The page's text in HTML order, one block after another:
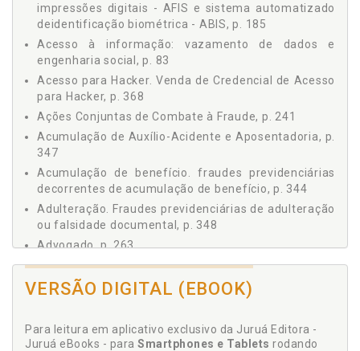
2.1 RESPONSABILIDADE ESTATAL PELA GUARDA DE
INFORMAÇÕES, p. 69
2.2 CONSENTIMENTO E MANIFESTAÇÃO DE VONTADE, p.
71
2.3 COMPARTILHAMENTO E INTERCÂMBIO DE
INFORMAÇÕES, p. 74
2.4 REVOLUÇÃO 4.0 E CAPITALISMO DE VIGILÂNCIA, p. 77
2.5 COMÉRCIO DE DADOS E DARK WEB, p. 80
3 O ACESSO À INFORMAÇÃO: VAZAMENTO DE DADOS E
3.1 VAZAMENTO DE DADOS, p. 84
3.1.1 Golpes Envolvendo Vazamento de Dados, p. 91
3.1.2 Dano Moral Presumido em Casos de Vazamento
de Dados Pessoais e Sensíveis, p. 94
3.2 ENGENHARIA SOCIAL, p. 95
3.2.1 Phishing, p. 98
3.2.1.1 Spear phishing, p. 100
3.2.1.3 Smishing, p. 101
3.2.1.4 Vishing, p. 102
impressões digitais - AFIS e sistema automatizado
deidentificação biométrica - ABIS, p. 185
Acesso à informação: vazamento de dados e
engenharia social, p. 83
Acesso para Hacker. Venda de Credencial de Acesso
para Hacker, p. 368
Ações Conjuntas de Combate à Fraude, p. 241
Acumulação de Auxílio-Acidente e Aposentadoria, p.
347
Acumulação de benefício. fraudes previdenciárias
decorrentes de acumulação de benefício, p. 344
Adulteração. Fraudes previdenciárias de adulteração
ou falsidade documental, p. 348
Advogado, p. 263
Advogado. Servidor se Passando Como Advogado, p.
370
AFIS. Sistema automatizado de identificação de
deidentificação biométrica - ABIS, p. 185
VERSÃO DIGITAL (EBOOK)
Para leitura em aplicativo exclusivo da Juruá Editora -
Juruá eBooks - para Smartphones e Tablets rodando